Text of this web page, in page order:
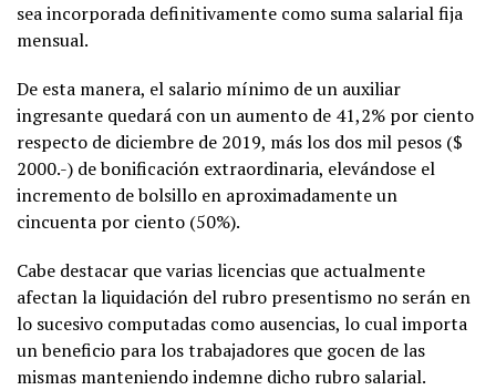
sea incorporada definitivamente como suma salarial fija
mensual.
De esta manera, el salario mínimo de un auxiliar
ingresante quedará con un aumento de 41,2% por ciento
respecto de diciembre de 2019, más los dos mil pesos ($
2000.-) de bonificación extraordinaria, elevándose el
incremento de bolsillo en aproximadamente un
cincuenta por ciento (50%).
Cabe destacar que varias licencias que actualmente
afectan la liquidación del rubro presentismo no serán en
lo sucesivo computadas como ausencias, lo cual importa
un beneficio para los trabajadores que gocen de las
mismas manteniendo indemne dicho rubro salarial.